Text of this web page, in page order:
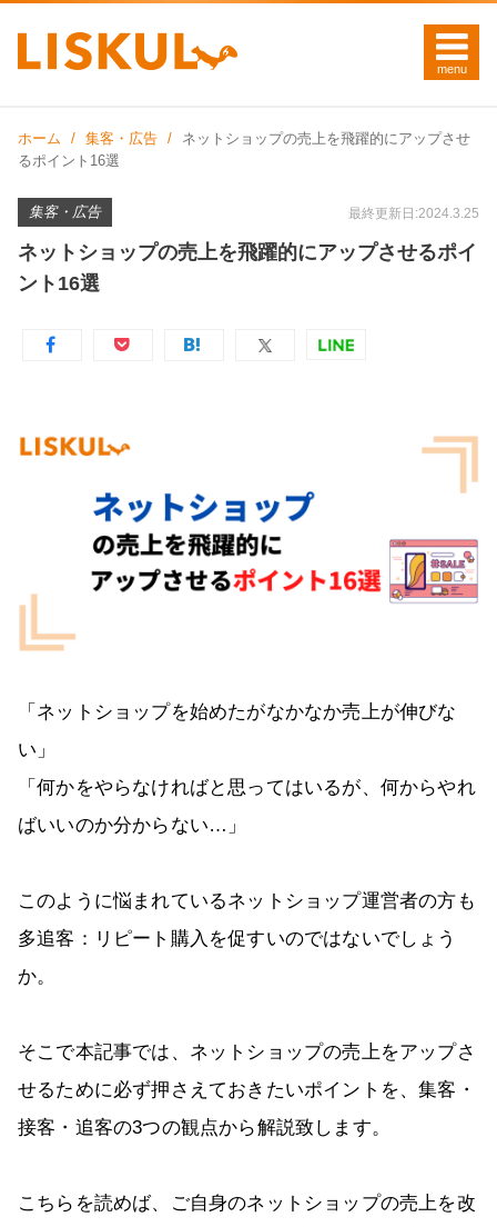
ホーム 集客・広告
ネットショップの売上を飛躍的にアップさせ
るポイント16選
集客・広告 最終更新日:2024.3.25
ネットショップの売上を飛躍的にアップさせるポイ
ント16選
「ネットショップを始めたがなかなか売上が伸びな
い」
「何かをやらなければと思ってはいるが、何からやれ
ばいいのか分からない…」
このように悩まれているネットショップ運営者の方も
多追客：リピート購入を促すいのではないでしょう
か。
そこで本記事では、ネットショップの売上をアップさ
せるために必ず押さえておきたいポイントを、集客・
接客・追客の3つの観点から解説致します。
こちらを読めば、ご自身のネットショップの売上を改